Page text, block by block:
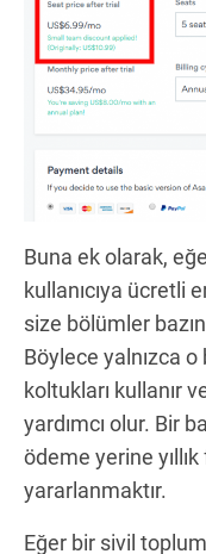
Buna ek olarak,
kullanıcıya ücretli
size bölümler
Böylece yalnızca
koltukları kullanır
yardımcı olur. Bir
ödeme yerine
yararlanmaktır.
Eğer bir sivil